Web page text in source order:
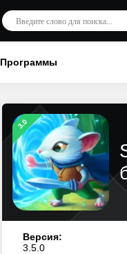
Программы
3.0
Версия:
3.5.0